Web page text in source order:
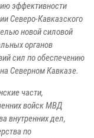
эффективности
Северо-Кавказского
новой силовой
органов
сил по обеспечению
Северном Кавказе.
части,
войск МВД
внутренних дел,
по